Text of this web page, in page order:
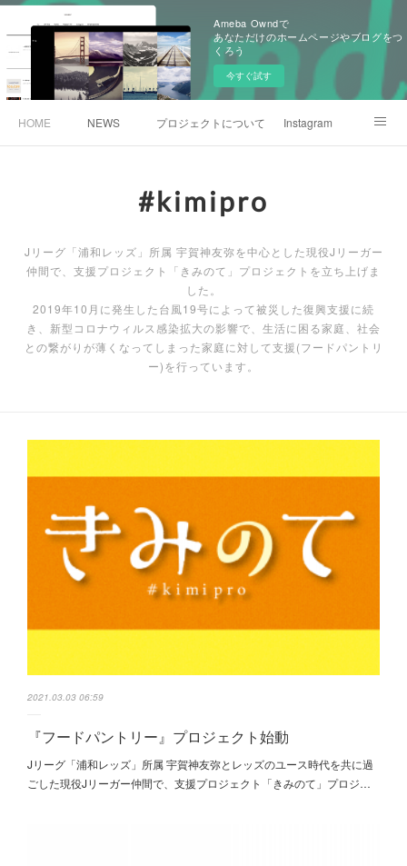
Ameba Owndで
あなただけのホームページやブログをつ
くろう
今すぐ試す
HOME NEWS プロジェクトについて Instagram
#kimipro
Jリーグ「浦和レッズ」所属 宇賀神友弥を中心とした現役Jリーガー
仲間で、支援プロジェクト「きみのて」プロジェクトを立ち上げま
した。
2019年10月に発生した台風19号によって被災した復興支援に続
き、新型コロナウィルス感染拡大の影響で、生活に困る家庭、社会
との繋がりが薄くなってしまった家庭に対して支援(フードパントリ
ー)を行っています。
2021.03.03 06:59
『フードパントリー』プロジェクト始動
Jリーグ「浦和レッズ」所属 宇賀神友弥とレッズのユース時代を共に過
ごした現役Jリーガー仲間で、支援プロジェクト「きみのて」プロジ…